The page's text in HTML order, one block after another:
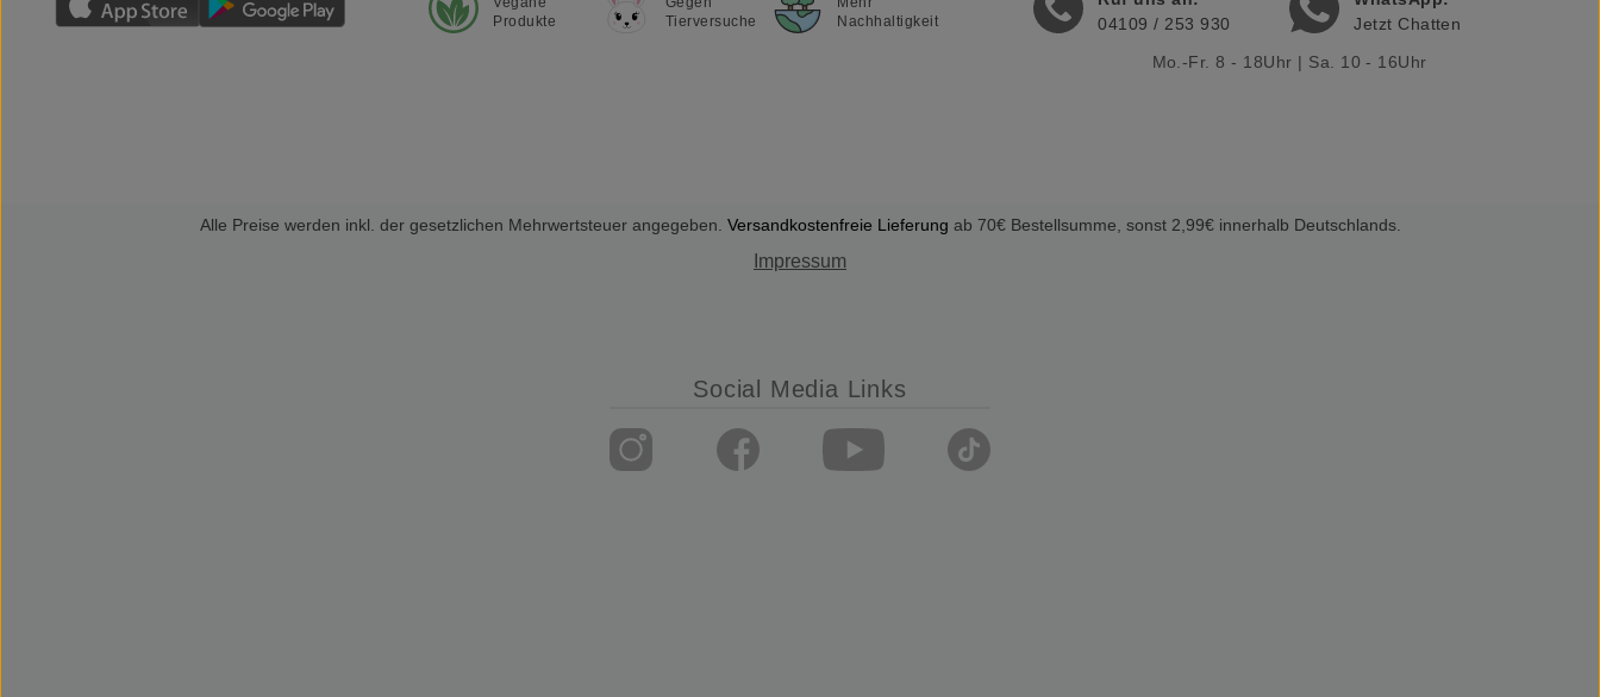
Produkte
Tierversuche
Nachhaltigkeit
04109 / 253 930
Jetzt Chatten
Mo.-Fr. 8 - 18Uhr | Sa. 10 - 16Uhr
Alle Preise werden inkl. der gesetzlichen Mehrwertsteuer angegeben. Versandkostenfreie Lieferung ab 70€ Bestellsumme, sonst 2,99€ innerhalb Deutschlands.
Impressum
Social Media Links